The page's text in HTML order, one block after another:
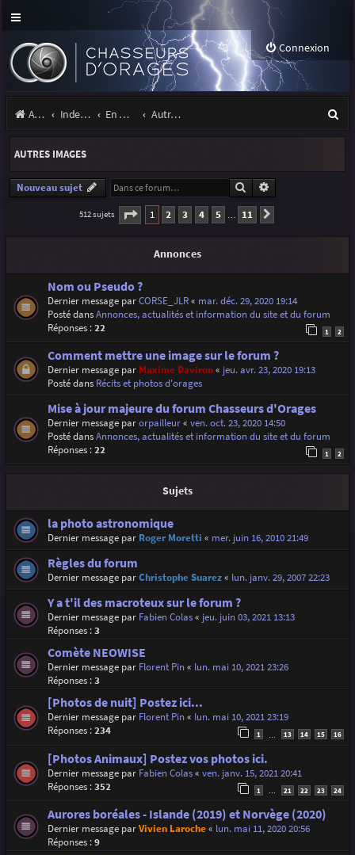
Connexion
Accueil Index du forum En marge des orages Autres images
e
r
AUTRES IMAGES
Nouveau sujet Rechercher
512 sujets Page 1sur 11
1 2 3 4 5 … 11
Annonces
Nom ou Pseudo ?
Dernier message parCORSE_JLR« mar. déc. 29, 2020 19:14
Posté dansAnnonces, actualités et information du site et du forum
Réponses :22 1 2
Comment mettre une image sur le forum ?
Dernier message par Maxime Daviron« jeu. avr. 23, 2020 19:13
Posté dans Récits et photos d'orages
Mise à jour majeure du forum Chasseurs d'Orages
Dernier message parorpailleur« ven. oct. 23, 2020 14:50
Posté dansAnnonces, actualités et information du site et du forum
Réponses :22 1 2
Sujets
la photo astronomique
Dernier message par Roger Moretti « mer. juin 16, 2010 21:49
Règles du forum
Dernier message parChristophe Suarez« lun. janv. 29, 2007 22:23
Y a t'il des macroteux sur le forum ?
Dernier message par Fabien Colas« jeu. juin 03, 2021 13:13
Réponses :3
Comète NEOWISE
Dernier message par Florent Pin« lun. mai 10, 2021 23:26
Réponses :3
[Photos de nuit] Postez ici...
Dernier message par Florent Pin« lun. mai 10, 2021 23:19
Réponses :234 1 13 14 15 16
[Photos Animaux] Postez vos photos ici.
Dernier message par Fabien Colas« ven. janv. 15, 2021 20:41
Réponses :352 1 21 22 23 24
Aurores boréales - Islande (2019) et Norvège (2020)
Dernier message parVivien Laroche« lun. mai 11, 2020 20:56
Réponses :9